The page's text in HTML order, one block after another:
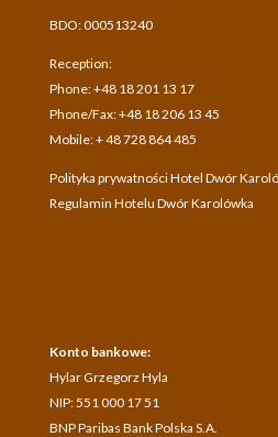
BDO: 000513240
Reception:
Phone: +48 18 201 13 17
Phone/Fax: +48 18 206 13 45
Mobile: + 48 728 864 485
Polityka prywatności Hotel Dwór
Regulamin Hotelu Dwór Karolówka
Konto bankowe:
Hylar Grzegorz Hyla
NIP: 551 000 17 51
BNP Paribas Bank Polska S.A.